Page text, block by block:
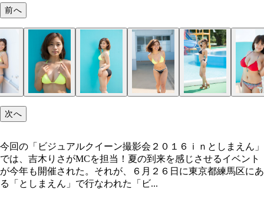
前へ
次へ
今回の「ビジュアルクイーン撮影会２０１６ｉｎとしまえん」
では、吉木りさがMCを担当！夏の到来を感じさせるイベント
が今年も開催された。それが、６月２６日に東京都練馬区にあ
る「としまえん」で行なわれた「ビ...